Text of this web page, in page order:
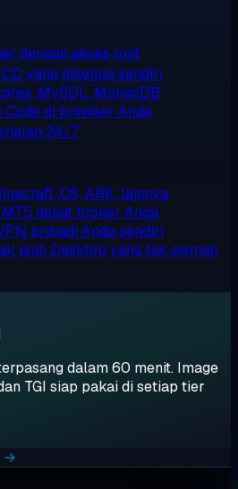
dengan akses root
yang dikelola sendiri
MySQL, MongoDB
Code di browser Anda
24/7
CS, ARK, lainnya
MT5 dekat broker Anda
pribadi Anda sendiri
jauh Desktop yang tak pernah
dalam 60 menit. Image
TGI siap pakai di setiap tier
→